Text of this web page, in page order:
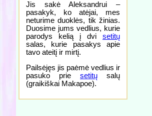
Jis sakė Aleksandrui –
pasakyk, ko atėjai, mes
neturime duoklės, tik žinias.
Duosime jums vedlius, kurie
parodys kelią į dvi setitų
salas, kurie pasakys apie
tavo ateitį ir mirtį.
Pailsėjęs jis paėmė vedlius ir
pasuko prie setitų salų
(graikiškai Makapoe).